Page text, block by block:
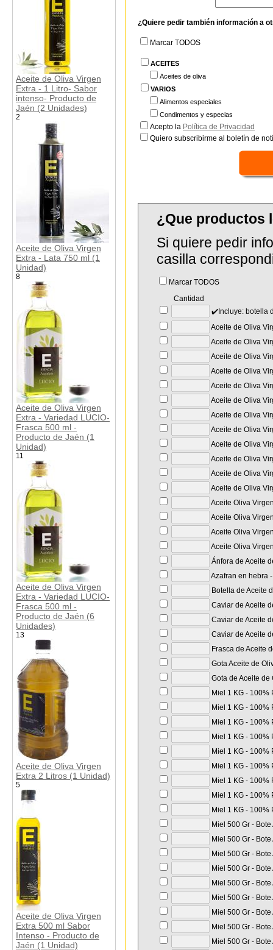
Aceite de Oliva Virgen
Extra - 1 Litro- Sabor
intenso- Producto de
Jaén (2 Unidades)
2
Aceite de Oliva Virgen
Extra - Lata 750 ml (1
Unidad)
8
Aceite de Oliva Virgen
Extra - Variedad LUCIO-
Frasca 500 ml -
Producto de Jaén (1
Unidad)
11
Aceite de Oliva Virgen
Extra - Variedad LUCIO-
Frasca 500 ml -
Producto de Jaén (6
Unidades)
13
Aceite de Oliva Virgen
Extra 2 Litros (1 Unidad)
5
Aceite de Oliva Virgen
Extra 500 ml Sabor
Intenso - Producto de
Jaén (1 Unidad)
¿Quiere pedir también información a
Marcar TODOS
ACEITES
Aceites de oliva
VARIOS
Alimentos especiales
Condimentos y especias
Acepto la Política de Privacidad
Quiero subscribirme al boletín de
¿Que productos
Si quiere pedir
casilla
Marcar TODOS
Cantidad
✔️Incluye: botella
Aceite de Oliva
Aceite de Oliva
Aceite de Oliva
Aceite de Oliva
Aceite de Oliva
Aceite de Oliva
Aceite de Oliva
Aceite de Oliva
Aceite de Oliva
Aceite de Oliva
Aceite de Oliva
Aceite de Oliva
Aceite Oliva
Aceite Oliva
Aceite Oliva
Aceite Oliva
Ánfora de Aceite
Azafran en hebra
Botella de Aceite
Caviar de Aceite
Caviar de Aceite
Caviar de Aceite
Frasca de Aceite
Gota Aceite de
Gota de Aceite
Miel 1 KG - 100%
Miel 1 KG - 100%
Miel 1 KG - 100%
Miel 1 KG - 100%
Miel 1 KG - 100%
Miel 1 KG - 100%
Miel 1 KG - 100%
Miel 1 KG - 100%
Miel 1 KG - 100%
Miel 500 Gr -
Miel 500 Gr -
Miel 500 Gr -
Miel 500 Gr -
Miel 500 Gr -
Miel 500 Gr -
Miel 500 Gr -
Miel 500 Gr -
Miel 500 Gr -